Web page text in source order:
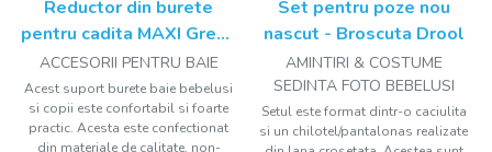
Reductor din burete
pentru cadita MAXI Green
Drool
ACCESORII PENTRU BAIE
Acest suport burete baie bebelusi
si copii este confortabil si foarte
practic. Acesta este confectionat
din materiale de calitate, non-
Set pentru poze nou
nascut - Broscuta Drool
AMINTIRI & COSTUME
SEDINTA FOTO BEBELUSI
Setul este format dintr-o caciulita
si un chilotel/pantalonas realizate